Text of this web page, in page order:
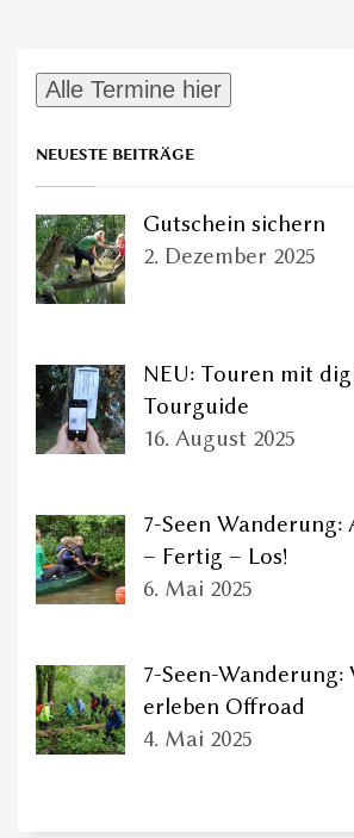
NEUESTE BEITRÄGE
Gutschein sichern
2. Dezember 2025
NEU: Touren mit
Tourguide
16. August 2025
7-Seen Wanderung:
– Fertig – Los!
6. Mai 2025
7-Seen-Wanderung:
erleben Offroad
4. Mai 2025